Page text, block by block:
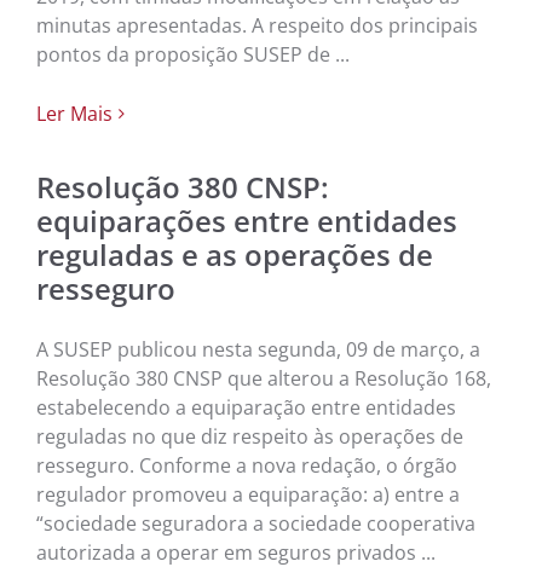
minutas apresentadas. A respeito dos principais
pontos da proposição SUSEP de ...
Ler Mais
Resolução 380 CNSP:
equiparações entre entidades
reguladas e as operações de
resseguro
A SUSEP publicou nesta segunda, 09 de março, a
Resolução 380 CNSP que alterou a Resolução 168,
estabelecendo a equiparação entre entidades
reguladas no que diz respeito às operações de
resseguro. Conforme a nova redação, o órgão
regulador promoveu a equiparação: a) entre a
“sociedade seguradora a sociedade cooperativa
autorizada a operar em seguros privados ...